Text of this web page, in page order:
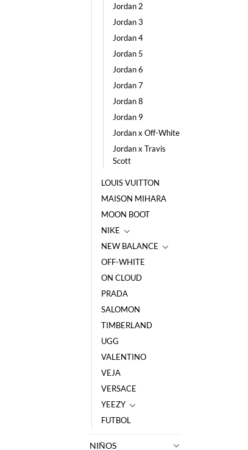
Jordan 2
Jordan 3
Jordan 4
Jordan 5
Jordan 6
Jordan 7
Jordan 8
Jordan 9
Jordan x Off-White
Jordan x Travis
Scott
LOUIS VUITTON
MAISON MIHARA
MOON BOOT
NIKE
NEW BALANCE
OFF-WHITE
ON CLOUD
PRADA
SALOMON
TIMBERLAND
UGG
VALENTINO
VEJA
VERSACE
YEEZY
FUTBOL
NIÑOS